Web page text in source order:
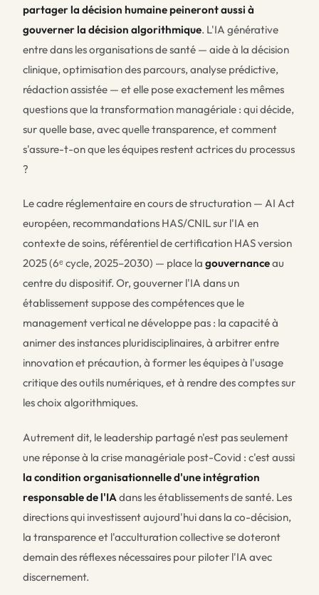
partager la décision humaine peineront aussi à
gouverner la décision algorithmique. L'IA générative
entre dans les organisations de santé — aide à la décision
clinique, optimisation des parcours, analyse prédictive,
rédaction assistée — et elle pose exactement les mêmes
questions que la transformation managériale : qui décide,
sur quelle base, avec quelle transparence, et comment
s'assure-t-on que les équipes restent actrices du processus
?
Le cadre réglementaire en cours de structuration — AI Act
européen, recommandations HAS/CNIL sur l'IA en
contexte de soins, référentiel de certification HAS version
2025 (6ᵉ cycle, 2025–2030) — place la gouvernanceau
centre du dispositif. Or, gouverner l'IA dans un
établissement suppose des compétences que le
management vertical ne développe pas : la capacité à
animer des instances pluridisciplinaires, à arbitrer entre
innovation et précaution, à former les équipes à l'usage
critique des outils numériques, et à rendre des comptes sur
les choix algorithmiques.
Autrement dit, le leadership partagé n'est pas seulement
une réponse à la crise managériale post-Covid : c'est aussi
la condition organisationnelle d'une intégration
responsable de l'IAdans les établissements de santé. Les
directions qui investissent aujourd'hui dans la co-décision,
la transparence et l'acculturation collective se doteront
demain des réflexes nécessaires pour piloter l'IA avec
discernement.